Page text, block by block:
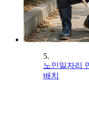
5.
노인일자리
배치